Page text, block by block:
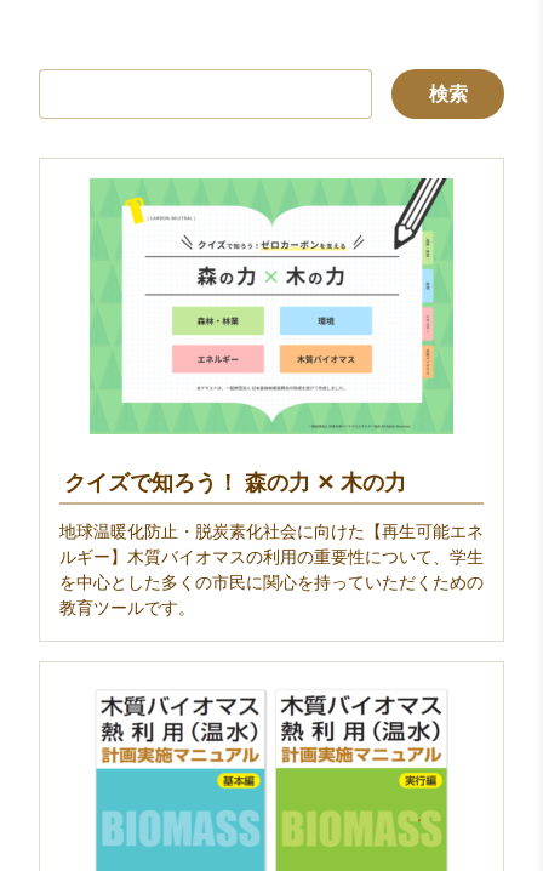
クイズで知ろう！ 森の力 ✕ 木の力
地球温暖化防止・脱炭素化社会に向けた【再生可能エネ
ルギー】木質バイオマスの利用の重要性について、学生
を中心とした多くの市民に関心を持っていただくための
教育ツールです。